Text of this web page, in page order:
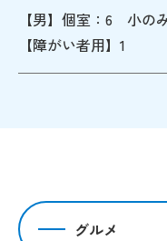
【男】個室：6 小
【障がい者用】1
グルメ